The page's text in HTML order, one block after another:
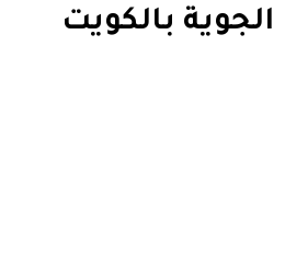
الجوية بالكويت